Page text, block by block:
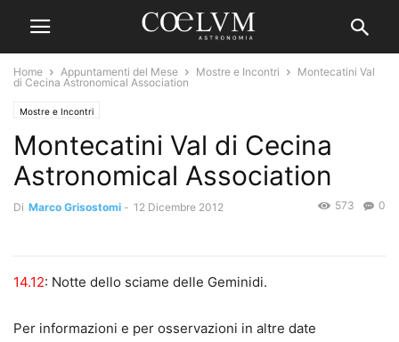
Home Appuntamenti del Mese Mostre e Incontri
Montecatini Val
di Cecina Astronomical Association
Mostre e Incontri
Montecatini Val di Cecina
Astronomical Association
Di Marco Grisostomi - 12 Dicembre 2012 0
573
14.12: Notte dello sciame delle Geminidi.
Per informazioni e per osservazioni in altre date